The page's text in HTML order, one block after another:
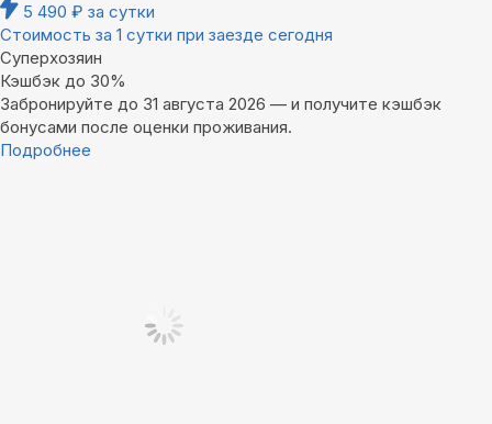
5 490 ₽ за сутки
Стоимость за 1 сутки при заезде сегодня
Суперхозяин
Кэшбэк до 30%
Забронируйте до 31 августа 2026 — и получите кэшбэк
бонусами после оценки проживания.
Подробнее